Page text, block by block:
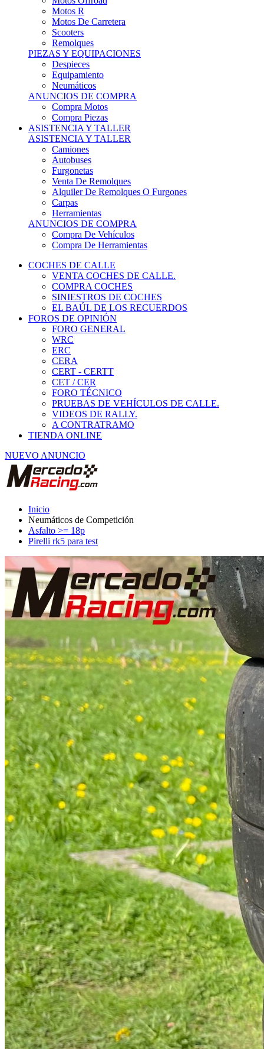
Motos R
Motos De Carretera
Scooters
Remolques
PIEZAS Y EQUIPACIONES
Despieces
Equipamiento
Neumáticos
ANUNCIOS DE COMPRA
Compra Motos
Compra Piezas
ASISTENCIA Y TALLER
ASISTENCIA Y TALLER
Camiones
Autobuses
Furgonetas
Venta De Remolques
Alquiler De Remolques O Furgones
Carpas
Herramientas
ANUNCIOS DE COMPRA
Compra De Vehículos
Compra De Herramientas
COCHES DE CALLE
VENTA COCHES DE CALLE.
COMPRA COCHES
SINIESTROS DE COCHES
EL BAÚL DE LOS RECUERDOS
FOROS DE OPINIÓN
FORO GENERAL
WRC
ERC
CERA
CERT - CERTT
CET / CER
FORO TÉCNICO
PRUEBAS DE VEHÍCULOS DE CALLE.
VIDEOS DE RALLY.
A CONTRATRAMO
TIENDA ONLINE
NUEVO ANUNCIO
Inicio
Neumáticos de Competición
Asfalto >= 18p
Pirelli rk5 para test